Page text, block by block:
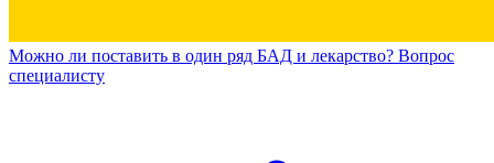
Можно ли поставить в один ряд БАД и лекарство? Вопрос
специалисту